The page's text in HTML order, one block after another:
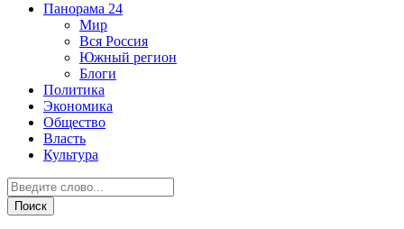
Панорама 24
Мир
Вся Россия
Южный регион
Блоги
Политика
Экономика
Общество
Власть
Культура